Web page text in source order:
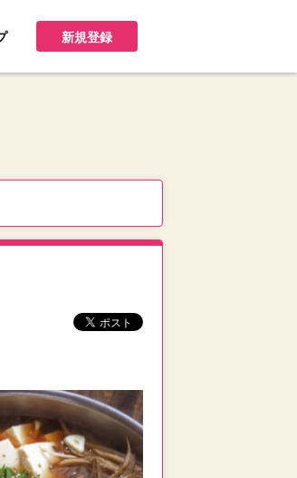
新規登録